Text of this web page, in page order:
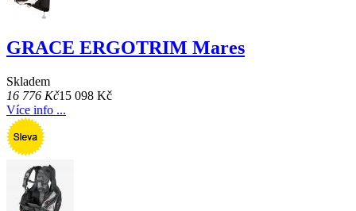
GRACE ERGOTRIM Mares
Skladem
16 776 Kč15 098 Kč
Více info ...